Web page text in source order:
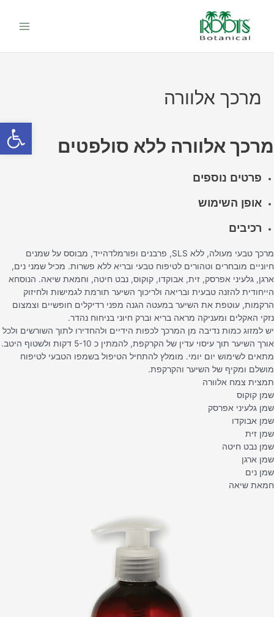
פתח
Menu
מרכך אלוורה
מרכך אלוורה ללא סולפטים
פרטים נוספים
אופן השימוש
רכיבים
מרכך טבעי מעולה, ללא SLS, פרבנים ופורמלדהייד, מבוסס על שמנים
חיוניים מובחרים וטהורים לטיפוח טבעי ובריא ללא פשרות. מכיל שמני נים,
ארגן, גלעיני אפרסק, זית, אבוקדו, קוקוס, נבט חיטה, וחמאת שיאה. הנוסחא
הייחודית להזנה טבעית ובריאה ולריכוך השיער תורמת לגמישות ולחיזוק
הרקמות, עוטפת את השיער במעטה הגנה מפני רדיקלים חופשיים וצמצום
נזקי האקלים ומעניקה מראה בריא וברק חיוני בניחוח נהדר.
יש למזוג כמות נדיבה מן המרכך לכפות הידיים ולהחדירו לתוך השורשים ולכל
אורך השיער תוך עיסוי עדין של הקרקפת, להמתין כ 5-10 דקות ולשטוף היטב.
מתאים לשימוש יום יומי. מומלץ להתחיל הטיפול בשמפו הטבעי לטיפוח
מושלם ומקיף של השיער והקרקפת.
תמצית צמח אלוורה
שמן קוקוס
שמן גלעיני אפרסק
שמן אבוקדו
שמן זית
שמן נבט חיטה
שמן ארגן
שמן נים
חמאת שיאה